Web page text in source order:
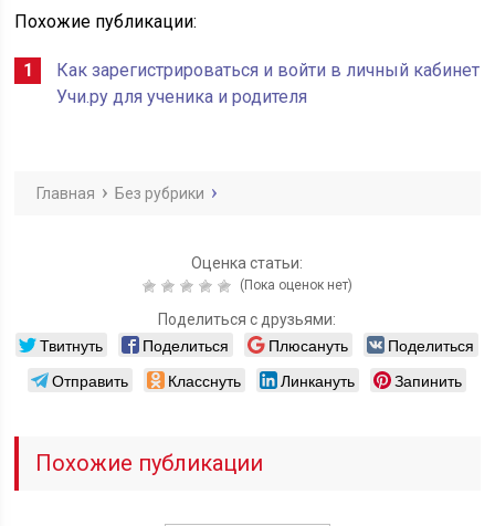
Похожие публикации:
Как зарегистрироваться и войти в личный кабинет
Учи.ру для ученика и родителя
Главная Без рубрики
Оценка статьи:
(Пока оценок нет)
Поделиться с друзьями:
Твитнуть Поделиться Плюсануть
Поделиться
Отправить
Класснуть Линкануть Запинить
Похожие публикации